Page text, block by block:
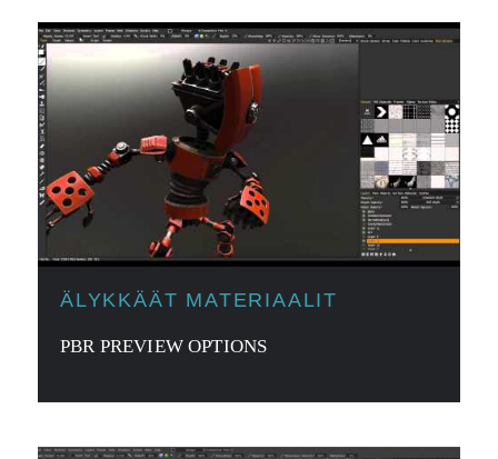
ÄLYKKÄÄT MATERIAALIT
PBR PREVIEW OPTIONS